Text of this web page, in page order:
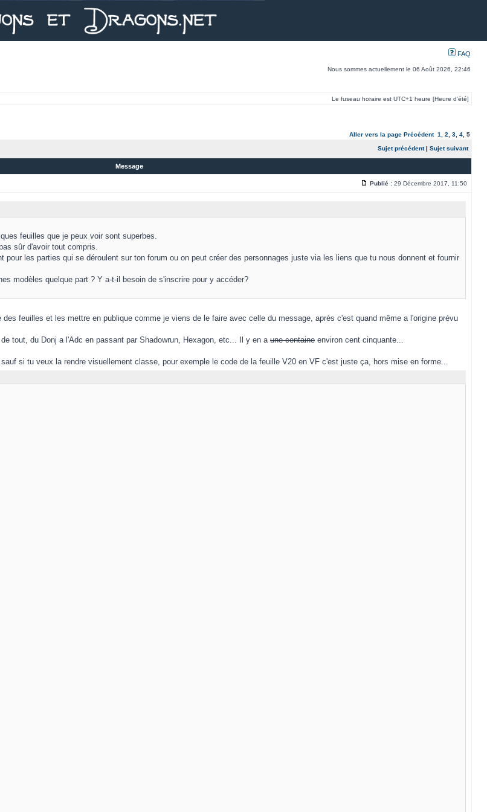
FAQ
Nous sommes actuellement le 06 Août 2026, 22:46
Le fuseau horaire est UTC+1 heure [Heure d’été]
Aller vers la page Précédent 1 2 3 4 5
Sujet précédent| Sujet suivant
Message
Publié : 29 Décembre 2017, 11:50
feuilles que je peux voir sont superbes.
sûr d'avoir tout compris.
les parties qui se déroulent sur ton forum ou on peut créer des personnages juste via les liens que tu nous donnent et fournir
modèles quelque part ? Y a-t-il besoin de s'inscrire pour y accéder?
feuilles et les mettre en publique comme je viens de le faire avec celle du message, après c'est quand même a l'origine prévu
tout, du Donj a l'Adc en passant par Shadowrun, Hexagon, etc... Il y en a une centaine environ cent cinquante...
si tu veux la rendre visuellement classe, pour exemple le code de la feuille V20 en VF c'est juste ça, hors mise en forme...